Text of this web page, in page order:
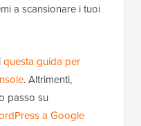
a scansionare i tuoi
questa guida per
. Altrimenti,
passo su
a Google